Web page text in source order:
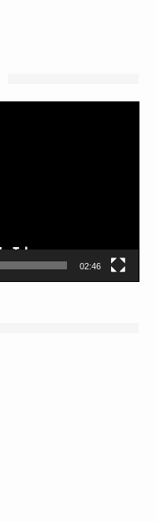
02:46